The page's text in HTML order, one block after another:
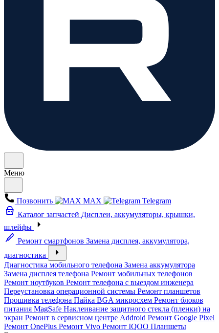
Меню
Позвонить MAX
Telegram
Каталог запчастей Дисплеи, аккумуляторы, крышки,
шлейфы
Ремонт смартфонов Замена дисплея, аккумулятора,
диагностика
Диагностика мобильного телефона Замена аккумулятора
Замена дисплея телефона Ремонт мобильных телефонов
Ремонт ноутбуков Ремонт телефона с выездом инженера
Переустановка операционной системы Ремонт планшетов
Прошивка телефона Пайка BGA микросхем Ремонт блоков
питания MagSafe Наклеивание защитного стекла (пленки) на
экран Ремонт в сервисном центре Addroid Ремонт Google Pixel
Ремонт OnePlus Ремонт Vivo Ремонт IQOO Планшеты